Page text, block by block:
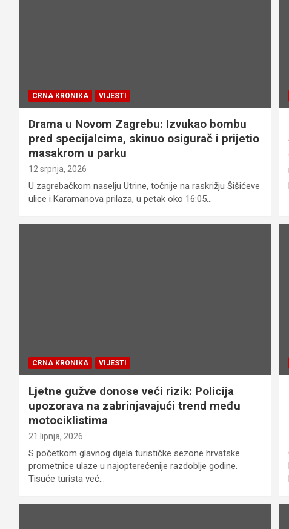
CRNA KRONIKA VIJESTI
Drama u Novom Zagrebu: Izvukao bombu
pred specijalcima, skinuo osigurač i prijetio
masakrom u parku
12 srpnja, 2026
U zagrebačkom naselju Utrine, točnije na raskrižju Šišićeve
ulice i Karamanova prilaza, u petak oko 16:05…
CRNA KRONIKA VIJESTI
Ljetne gužve donose veći rizik: Policija
upozorava na zabrinjavajući trend među
motociklistima
21 lipnja, 2026
S početkom glavnog dijela turističke sezone hrvatske
prometnice ulaze u najopterećenije razdoblje godine.
Tisuće turista već…